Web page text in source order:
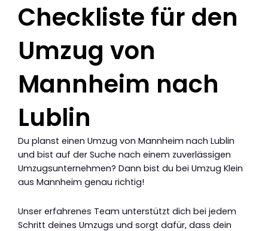
Checkliste für den
Umzug von
Mannheim nach
Lublin
Du planst einen Umzug von Mannheim nach Lublin
und bist auf der Suche nach einem zuverlässigen
Umzugsunternehmen? Dann bist du bei Umzug Klein
aus Mannheim genau richtig!
Unser erfahrenes Team unterstützt dich bei jedem
Schritt deines Umzugs und sorgt dafür, dass dein